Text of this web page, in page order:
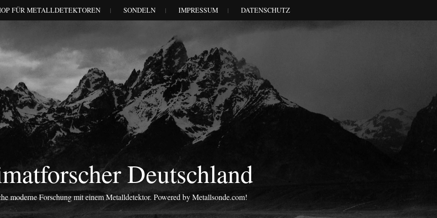
FÜR METALLDETEKTOREN SONDELN IMPRESSUM DATENSCHUTZ
Deutschland
moderne Forschung mit einem Metalldetektor. Powered by Metallsonde.com!